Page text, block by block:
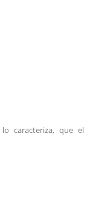
caracteriza, que el